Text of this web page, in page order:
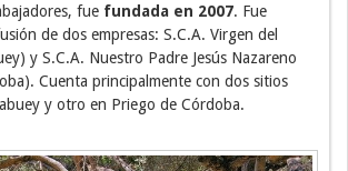
fue fundada en 2007. Fue
de dos empresas: S.C.A. Virgen del
y S.C.A. Nuestro Padre Jesús Nazareno
Cuenta principalmente con dos sitios
y otro en Priego de Córdoba.